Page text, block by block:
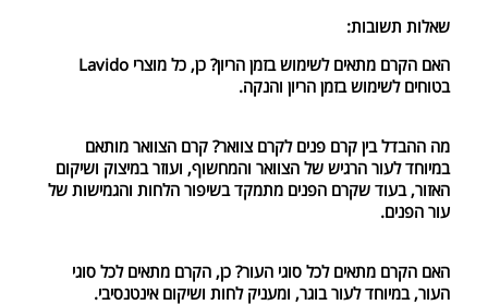
שאלות תשובות:
האם הקרם מתאים לשימוש בזמן הריון? כן, כל מוצרי Lavido
בטוחים לשימוש בזמן הריון והנקה.
מה ההבדל בין קרם פנים לקרם צוואר? קרם הצוואר מותאם
במיוחד לעור הרגיש של הצוואר והמחשוף, ועוזר במיצוק ושיקום
האזור, בעוד שקרם הפנים מתמקד בשיפור הלחות והגמישות של
עור הפנים.
האם הקרם מתאים לכל סוגי העור? כן, הקרם מתאים לכל סוגי
העור, במיוחד לעור בוגר, ומעניק לחות ושיקום אינטנסיבי.